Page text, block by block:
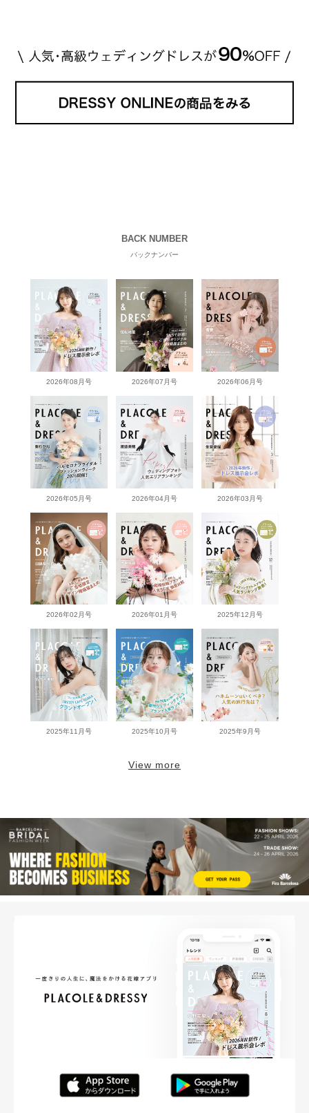
BACK NUMBER
バックナンバー
2026年08月号 2026年07月号 2026年06月号
2026年05月号 2026年04月号 2026年03月号
2026年02月号 2026年01月号 2025年12月号
2025年11月号 2025年10月号 2025年9月号
View more